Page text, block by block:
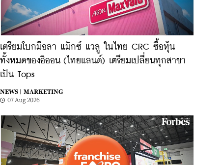
เตรียมโบกมือลา แม็กซ์ แวลู ในไทย CRC ซื้อหุ้น
ทั้งหมดของอิออน (ไทยแลนด์) เตรียมเปลี่ยนทุกสาขา
เป็น Tops
NEWS |
MARKETING
07 Aug 2026